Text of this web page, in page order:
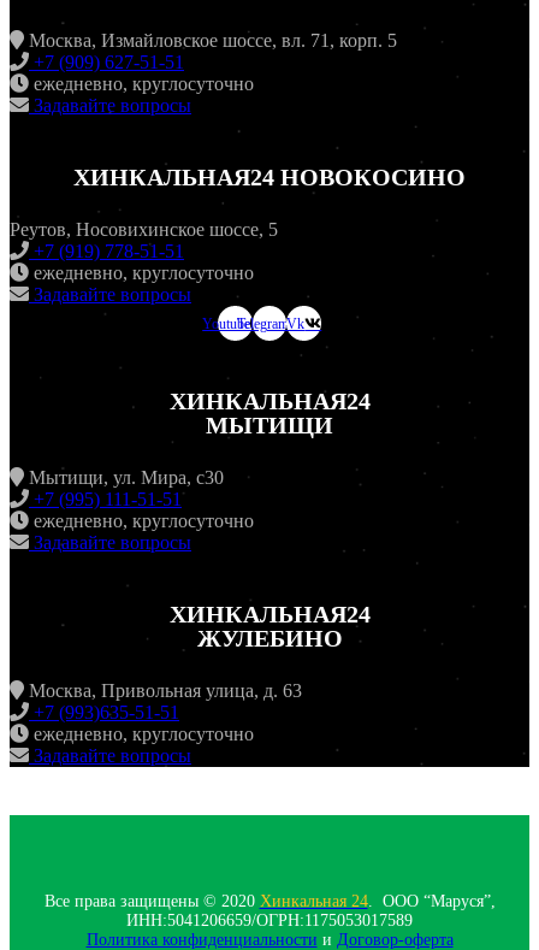
Москва, Измайловское шоссе, вл. 71, корп. 5
+7 (909) 627-51-51
ежедневно, круглосуточно
Задавайте вопросы
ХИНКАЛЬНАЯ24 НОВОКОСИНО
Реутов, Носовихинское шоссе, 5
+7 (919) 778-51-51
ежедневно, круглосуточно
Задавайте вопросы
YoutubeTelegramVk
ХИНКАЛЬНАЯ24
МЫТИЩИ
Мытищи, ул. Мира, с30
+7 (995) 111-51-51
ежедневно, круглосуточно
Задавайте вопросы
ХИНКАЛЬНАЯ24
ЖУЛЕБИНО
Москва, Привольная улица, д. 63
+7 (993)635-51-51
ежедневно, круглосуточно
Задавайте вопросы
Все права защищены © 2020 Хинкальная 24. ООО “Маруся”,
ИНН:5041206659/ОГРН:1175053017589
Политика конфиденциальности‍ и Договор-оферта